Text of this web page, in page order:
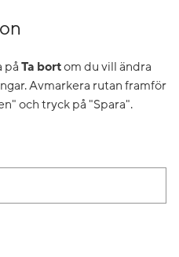
påTa bortom du vill ändra
Avmarkera rutan framför
och tryck på "Spara".